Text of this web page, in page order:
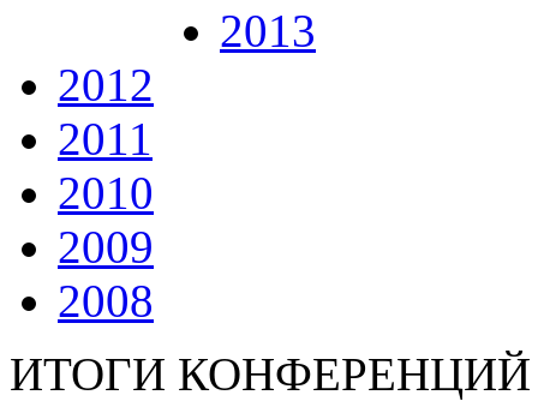
2013
2012
2011
2010
2009
2008
ИТОГИ КОНФЕРЕНЦИЙ